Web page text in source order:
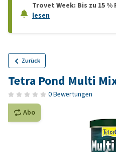
Trovet Week: Bis zu 15
lesen
Zurück
Tetra Pond Multi
0 Bewertungen
Abo